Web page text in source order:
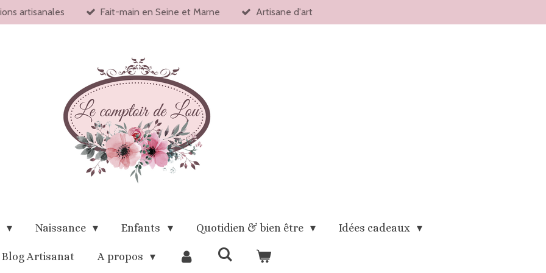
artisanales Fait-main en Seine et Marne Artisane d'art
Naissance Enfants Quotidien & bien être Idées cadeaux
Blog Artisanat A propos